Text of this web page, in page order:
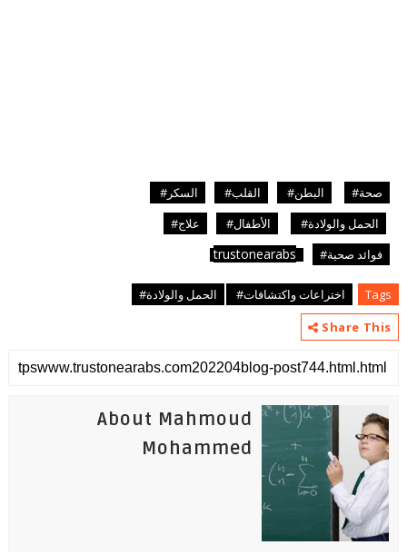
صحة# البطن# القلب#
السكر#
الحمل والولادة#
الأطفال#
علاج#
فوائد صحية#
trustonearabs
Tags اختراعات واكتشافات#
الحمل والولادة#
Share This
About Mahmoud
Mohammed